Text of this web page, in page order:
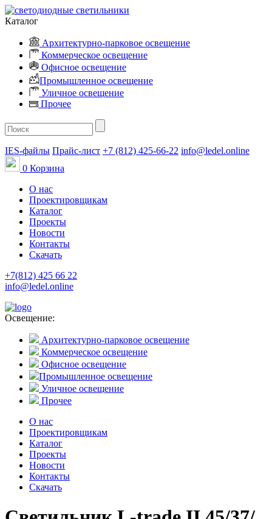
Каталог
Архитектурно-парковое освещение
Коммерческое освещение
Офисное освещение
Промышленное освещение
Уличное освещение
Прочее
IES-файлы Прайс-лист +7 (812) 425-66-22 info@ledel.online
0 Корзина
О нас
Проектировщикам
Каталог
Проекты
Новости
Контакты
Скачать
+7(812) 425 66 22
info@ledel.online
Освещение:
Архитектурно-парковое освещение
Коммерческое освещение
Офисное освещение
Промышленное освещение
Уличное освещение
Прочее
О нас
Проектировщикам
Каталог
Проекты
Новости
Контакты
Скачать